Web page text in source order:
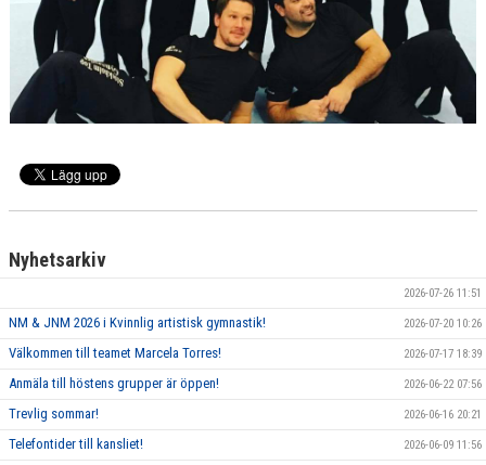
Nyhetsarkiv
2026-07-26 11:51
NM & JNM 2026 i Kvinnlig artistisk gymnastik! 2026-07-20 10:26
Välkommen till teamet Marcela Torres! 2026-07-17 18:39
Anmäla till höstens grupper är öppen! 2026-06-22 07:56
Trevlig sommar! 2026-06-16 20:21
Telefontider till kansliet! 2026-06-09 11:56